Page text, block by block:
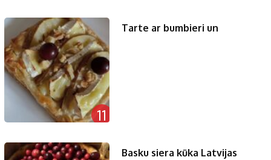
11
Tarte ar bumbieri un
Basku siera kūka Latvijas